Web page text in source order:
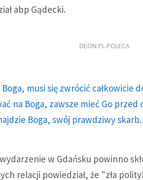
abp Gądecki.
DEON.PL POLECA
Boga, musi się zwrócić całkowicie
na Boga, zawsze mieć Go
Boga, swój prawdziwy
w Gdańsku powinno
relacji powiedział, że "zła